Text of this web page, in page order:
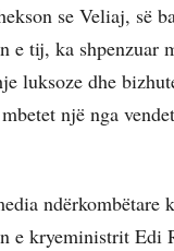
se Veliaj, së
e tij, ka shpenzuar
luksoze dhe
një nga
ndërkombëtare
e kryeministrit Edi